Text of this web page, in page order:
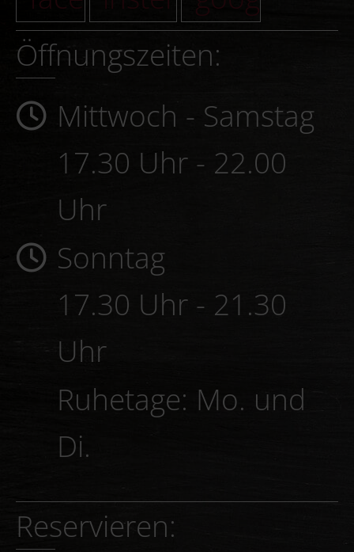
Öffnungszeiten:
Mittwoch - Samstag
17.30 Uhr - 22.00
Uhr
Sonntag
17.30 Uhr - 21.30
Uhr
Ruhetage: Mo. und
Di.
Reservieren: